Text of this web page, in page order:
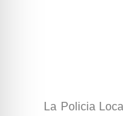
La Policia